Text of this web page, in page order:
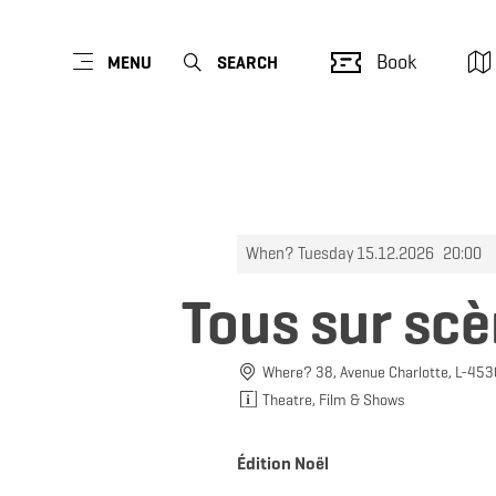
MENU SEARCH Book
When? Tuesday 15.12.2026 20:00
Tous sur
Where? 38, Avenue Charlotte, L-
Theatre, Film & Shows
Édition Noël